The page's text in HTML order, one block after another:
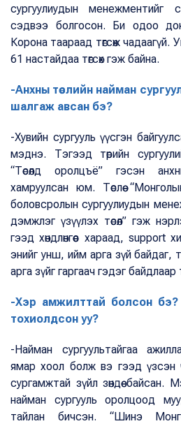
сургуулиудын менежментийг
сэдвээ болгосон. Би одоо
Корона таараад төгсөж
61 настайдаа төгсөх гэж байна.
-Анхны төслийн найман
шалгаж авсан бэ?
-Хувийн сургууль үүсгэн
мэднэ. Тэгээд төрийн
“Төсөлд оролцъё” гэсэн
хамруулсан юм. Төслөө
боловсролын сургуулиудын
дэмжлэг үзүүлэх төсөл” гэж
гээд хөндлөнгөөс хараад,
энийг унш, ийм арга зүй байдаг, та
арга зүйг гаргаач гэдэг байдлаар
-Хэр амжилттай болсон
тохиолдсон уу?
-Найман сургуультайгаа
ямар хоол болж вэ гээд үзсэн
сургамжтай зүйл зөндөө байсан.
найман сургууль оролцоод
тайлан бичсэн. “Шинэ